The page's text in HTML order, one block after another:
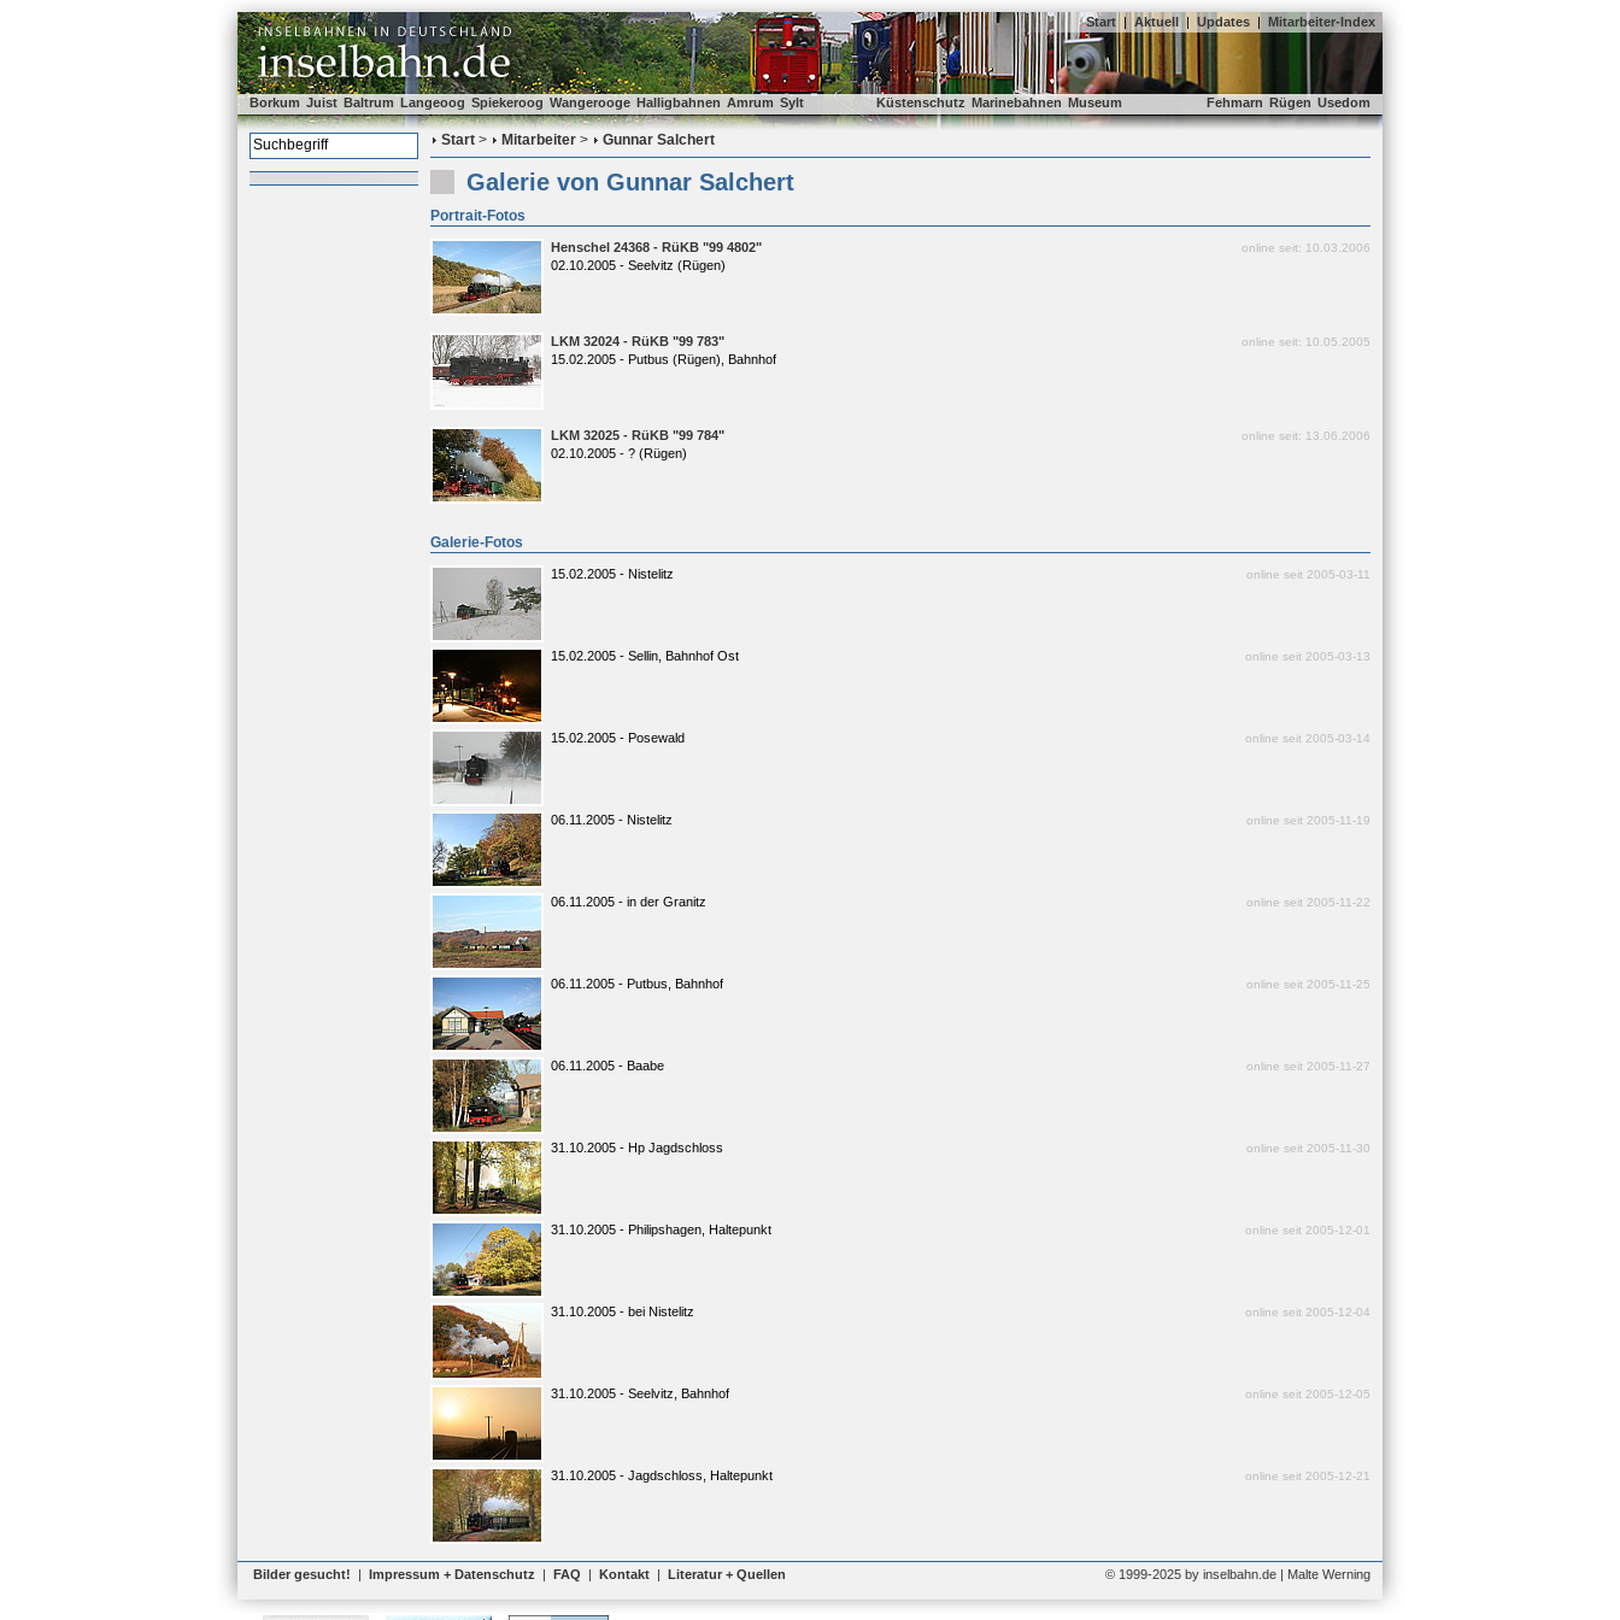
Start | Aktuell | Updates | Mitarbeiter-Index
Borkum Juist Baltrum Langeoog Spiekeroog Wangerooge Halligbahnen Amrum Sylt Küstenschutz Marinebahnen Museum Fehmarn Rügen Usedom
Start > Mitarbeiter > Gunnar Salchert
Galerie von Gunnar Salchert
Portrait-Fotos
Henschel 24368 - RüKB "99 4802" online seit: 10.03.2006
02.10.2005 - Seelvitz (Rügen)
LKM 32024 - RüKB "99 783" online seit: 10.05.2005
15.02.2005 - Putbus (Rügen), Bahnhof
LKM 32025 - RüKB "99 784" online seit: 13.06.2006
02.10.2005 - ? (Rügen)
Galerie-Fotos
15.02.2005 - Nistelitz online seit 2005-03-11
15.02.2005 - Sellin, Bahnhof Ost online seit 2005-03-13
15.02.2005 - Posewald online seit 2005-03-14
06.11.2005 - Nistelitz online seit 2005-11-19
06.11.2005 - in der Granitz online seit 2005-11-22
06.11.2005 - Putbus, Bahnhof online seit 2005-11-25
06.11.2005 - Baabe online seit 2005-11-27
31.10.2005 - Hp Jagdschloss online seit 2005-11-30
31.10.2005 - Philipshagen, Haltepunkt online seit 2005-12-01
31.10.2005 - bei Nistelitz online seit 2005-12-04
31.10.2005 - Seelvitz, Bahnhof online seit 2005-12-05
31.10.2005 - Jagdschloss, Haltepunkt online seit 2005-12-21
Bilder gesucht! | Impressum + Datenschutz | FAQ | Kontakt | Literatur + Quellen © 1999-2025 by inselbahn.de | Malte Werning